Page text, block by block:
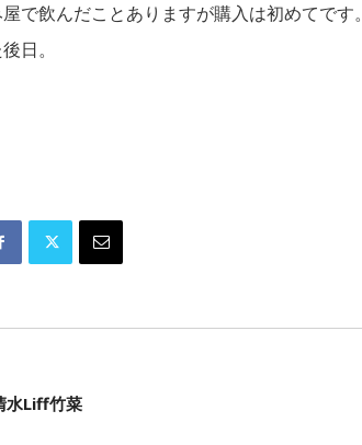
で飲んだことありますが購入は初めてです。
日。
水Liff竹菜